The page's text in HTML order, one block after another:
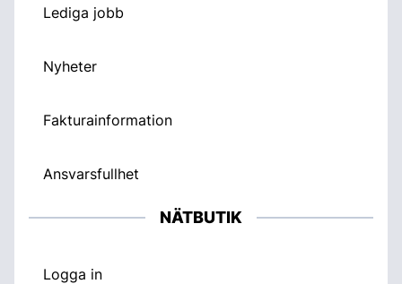
Lediga jobb
Nyheter
Fakturainformation
Ansvarsfullhet
NÄTBUTIK
Logga in